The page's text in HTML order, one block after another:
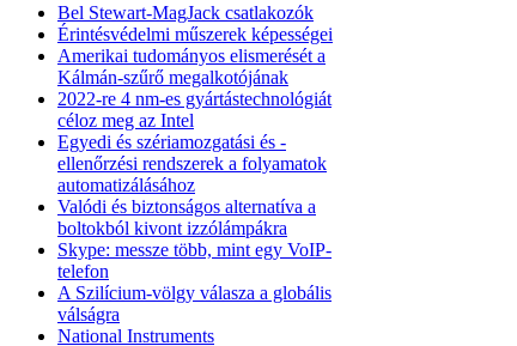
Bel Stewart-MagJack csatlakozók
Érintésvédelmi műszerek képességei
Amerikai tudományos elismerését a
Kálmán-szűrő megalkotójának
2022-re 4 nm-es gyártástechnológiát
céloz meg az Intel
Egyedi és szériamozgatási és -
ellenőrzési rendszerek a folyamatok
automatizálásához
Valódi és biztonságos alternatíva a
boltokból kivont izzólámpákra
Skype: messze több, mint egy VoIP-
telefon
A Szilícium-völgy válasza a globális
válságra
National Instruments